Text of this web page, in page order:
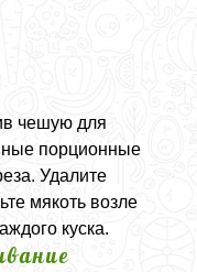
чешую для
порционные
Удалите
мякоть возле
куска.